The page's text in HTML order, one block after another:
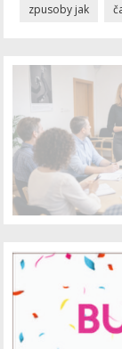
zpusoby jak